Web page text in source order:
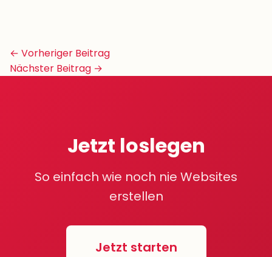
Beitrags-
Navigation
← Vorheriger Beitrag
Nächster Beitrag →
Jetzt loslegen
So einfach wie noch nie Websites
erstellen
Jetzt starten